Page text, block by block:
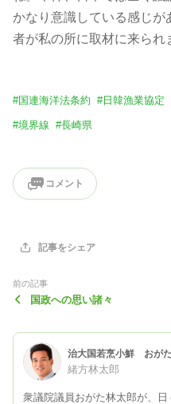
かなり意識している感じ
者が私の所に取材に来られ
#国連海洋法条約 #日韓漁業協定
#境界線 #長崎県
コメント
記事をシェア
前の記事
国政への思い諸々
治大国若烹小鮮 おが
緒方林太郎
衆議院議員おがた林太郎が、